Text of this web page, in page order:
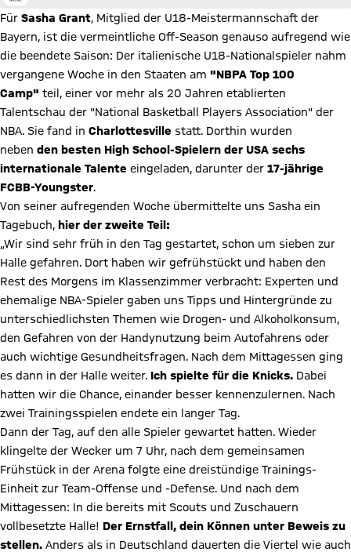
Für Sasha Grant, Mitglied der U18-Meistermannschaft der
Bayern, ist die vermeintliche Off-Season genauso aufregend wie
die beendete Saison: Der italienische U18-Nationalspieler nahm
vergangene Woche in den Staaten am "NBPA Top 100
Camp" teil, einer vor mehr als 20 Jahren etablierten
Talentschau der "National Basketball Players Association" der
NBA. Sie fand in Charlottesville statt. Dorthin wurden
neben den besten High School-Spielern der USA sechs
internationale Talente eingeladen, darunter der 17-jährige
FCBB-Youngster.
Von seiner aufregenden Woche übermittelte uns Sasha ein
Tagebuch, hier der zweite Teil:
„Wir sind sehr früh in den Tag gestartet, schon um sieben zur
Halle gefahren. Dort haben wir gefrühstückt und haben den
Rest des Morgens im Klassenzimmer verbracht: Experten und
ehemalige NBA-Spieler gaben uns Tipps und Hintergründe zu
unterschiedlichsten Themen wie Drogen- und Alkoholkonsum,
den Gefahren von der Handynutzung beim Autofahrens oder
auch wichtige Gesundheitsfragen. Nach dem Mittagessen ging
es dann in der Halle weiter. Ich spielte für die Knicks. Dabei
hatten wir die Chance, einander besser kennenzulernen. Nach
zwei Trainingsspielen endete ein langer Tag.
Dann der Tag, auf den alle Spieler gewartet hatten. Wieder
klingelte der Wecker um 7 Uhr, nach dem gemeinsamen
Frühstück in der Arena folgte eine dreistündige Trainings-
Einheit zur Team-Offense und -Defense. Und nach dem
Mittagessen: In die bereits mit Scouts und Zuschauern
vollbesetzte Halle! Der Ernstfall, dein Können unter Beweis zu
stellen. Anders als in Deutschland dauerten die Viertel wie auch